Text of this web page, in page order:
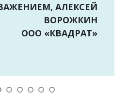
АЛЕКСЕЙ
ВОРОЖКИН
ООО «КВАДРАТ»